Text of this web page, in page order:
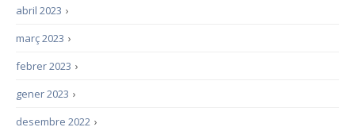
›
abril 2023
›
març 2023
›
febrer 2023
›
gener 2023
›
desembre 2022